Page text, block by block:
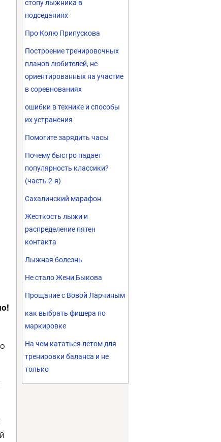
стопу лыжника в
подседаниях
Про Колю Припускова
Построение тренировочных
планов любителей, не
ориентированных на участие
в соревнованиях
ошибки в технике и способы
их устранения
Помогите зарядить часы
Почему быстро падает
популярность классики?
(часть 2-я)
Сахалинский марафон
Жесткость лыжи и
распределение пятен
контакта
Лыжная болезнь
Не стало Жени Быкова
Прощание с Вовой Ларчиным
как выбрать фишера по
маркировке
На чем кататься летом для
тренировки баланса и не
только